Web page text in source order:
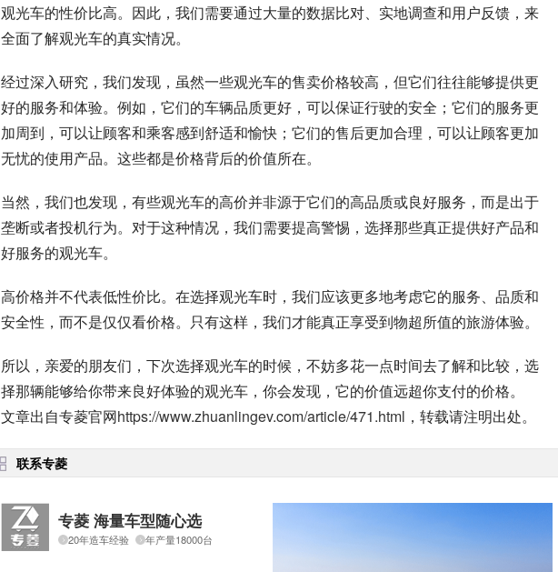
观光车的性价比高。因此，我们需要通过大量的数据比对、实地调查和用户反馈，来
全面了解观光车的真实情况。
经过深入研究，我们发现，虽然一些观光车的售卖价格较高，但它们往往能够提供更
好的服务和体验。例如，它们的车辆品质更好，可以保证行驶的安全；它们的服务更
加周到，可以让顾客和乘客感到舒适和愉快；它们的售后更加合理，可以让顾客更加
无忧的使用产品。这些都是价格背后的价值所在。
当然，我们也发现，有些观光车的高价并非源于它们的高品质或良好服务，而是出于
垄断或者投机行为。对于这种情况，我们需要提高警惕，选择那些真正提供好产品和
好服务的观光车。
高价格并不代表低性价比。在选择观光车时，我们应该更多地考虑它的服务、品质和
安全性，而不是仅仅看价格。只有这样，我们才能真正享受到物超所值的旅游体验。
所以，亲爱的朋友们，下次选择观光车的时候，不妨多花一点时间去了解和比较，选
择那辆能够给你带来良好体验的观光车，你会发现，它的价值远超你支付的价格。
文章出自专菱官网https://www.zhuanlingev.com/article/471.html ，转载请注明出处。
联系专菱
专菱 海量车型随心选
20年造车经验 年产量18000台